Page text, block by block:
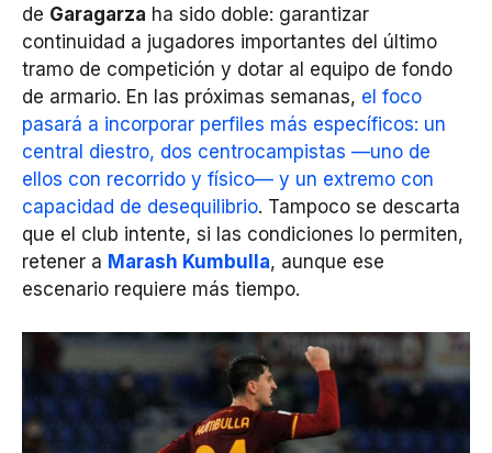
de Garagarza ha sido doble: garantizar
continuidad a jugadores importantes del último
tramo de competición y dotar al equipo de fondo
de armario. En las próximas semanas, el foco
pasará a incorporar perfiles más específicos: un
central diestro, dos centrocampistas —uno de
ellos con recorrido y físico— y un extremo con
capacidad de desequilibrio. Tampoco se descarta
que el club intente, si las condiciones lo permiten,
retener a Marash Kumbulla, aunque ese
escenario requiere más tiempo.